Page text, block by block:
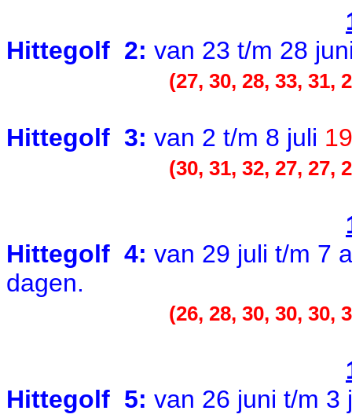
Hittegolf 2: van 23 t/m 28
(27, 30, 28, 33, 31,
Hittegolf 3: van 2 t/m 8 juli
(30, 31, 32, 27, 27,
Hittegolf 4: van 29 juli t/m 7
dagen.
(26, 28, 30, 30, 30,
Hittegolf 5: van 26 juni t/m 3